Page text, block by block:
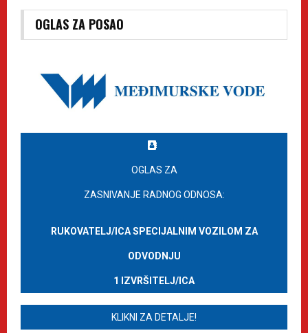
OGLAS ZA POSAO
OGLAS ZA
ZASNIVANJE RADNOG ODNOSA:
RUKOVATELJ/ICA SPECIJALNIM VOZILOM ZA
ODVODNJU
1 IZVRŠITELJ/ICA
KLIKNI ZA DETALJE!